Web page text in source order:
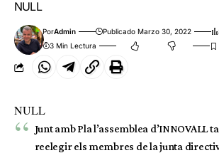
NULL
PorAdmin Publicado Marzo 30, 2022
3 Min Lectura
NULL
Junt amb Pla l’assemblea d’INNOVALL
reelegir els membres de la junta